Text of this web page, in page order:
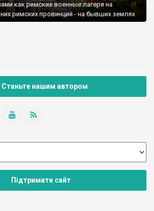
как римские военные лагеря на
римских провинций - на бывших землях
Станьте нашим автором
Підтримати сайт